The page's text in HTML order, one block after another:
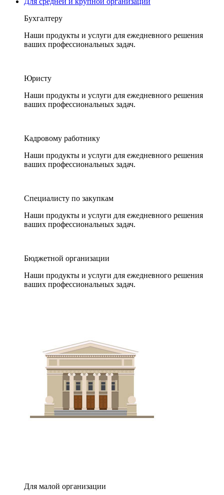
Бухгалтеру
Наши продукты и услуги для ежедневного решения
ваших профессиональных задач.
Юристу
Наши продукты и услуги для ежедневного решения
ваших профессиональных задач.
Кадровому работнику
Наши продукты и услуги для ежедневного решения
ваших профессиональных задач.
Специалисту по закупкам
Наши продукты и услуги для ежедневного решения
ваших профессиональных задач.
Бюджетной организации
Наши продукты и услуги для ежедневного решения
ваших профессиональных задач.
Для малой организации